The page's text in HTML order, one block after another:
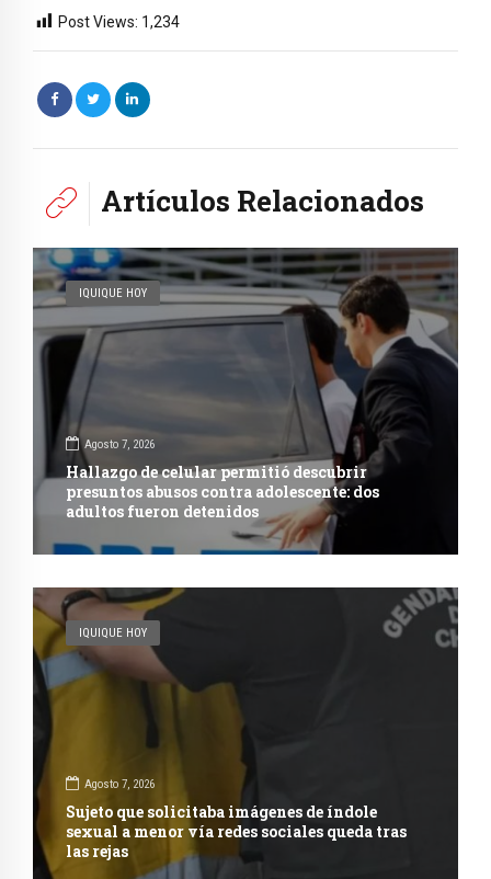
Post Views: 1,234
Artículos Relacionados
IQUIQUE HOY
Agosto 7, 2026
Hallazgo de celular permitió descubrir
presuntos abusos contra adolescente: dos
adultos fueron detenidos
IQUIQUE HOY
Agosto 7, 2026
Sujeto que solicitaba imágenes de índole
sexual a menor vía redes sociales queda tras
las rejas